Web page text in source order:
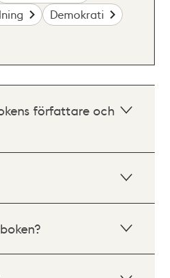
Demokrati
författare och